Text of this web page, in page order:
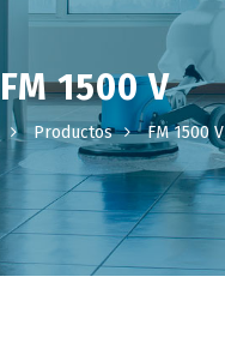
FM 1500 V
Productos FM 1500 V